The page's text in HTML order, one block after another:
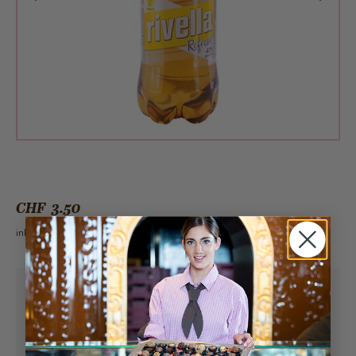
CHF 3.50
inkl. 2.6% MwSt.
Abholung abDienstag, 11.08.2026
Kann frühstens abDienstag, 11.08.2026
geliefert werden